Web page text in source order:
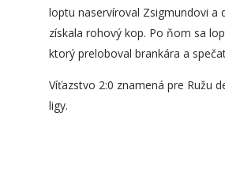
loptu naservíroval Zsigmundovi a
získala rohový kop. Po ňom sa
ktorý preloboval brankára a
Víťazstvo 2:0 znamená pre Ružu
ligy.